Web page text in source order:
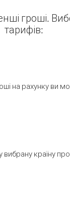
гроші.
тарифів:
рахунку ви
країну